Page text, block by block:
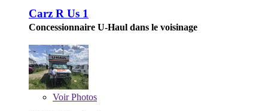
Carz R Us 1
Concessionnaire U-Haul dans le voisinage
VoirPhotos